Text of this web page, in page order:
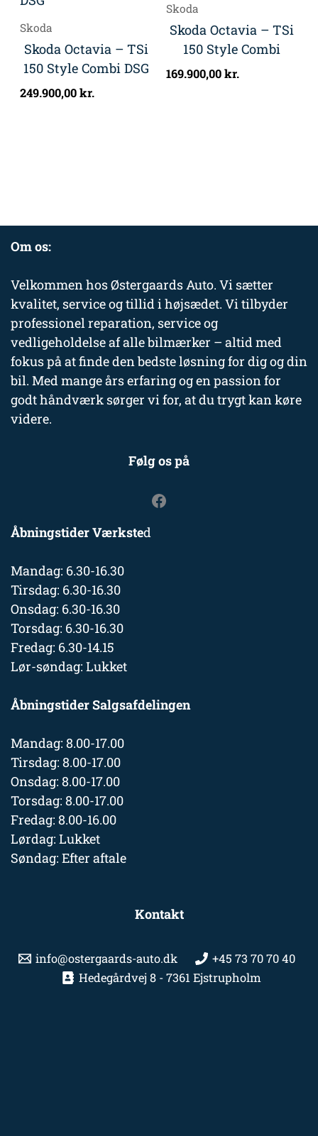
Skoda
Skoda Octavia – TSi
150 Style Combi DSG
249.900,00kr.
Skoda
Skoda Octavia – TSi
150 Style Combi
169.900,00kr.
Om os:
Velkommen hos Østergaards Auto. Vi sætter
kvalitet, service og tillid i højsædet. Vi tilbyder
professionel reparation, service og
vedligeholdelse af alle bilmærker – altid med
fokus på at finde den bedste løsning for dig og din
bil. Med mange års erfaring og en passion for
godt håndværk sørger vi for, at du trygt kan køre
videre.
Følg os på
Åbningstider Værksted
Mandag: 6.30-16.30
Tirsdag: 6.30-16.30
Onsdag: 6.30-16.30
Torsdag: 6.30-16.30
Fredag: 6.30-14.15
Lør-søndag: Lukket
Åbningstider Salgsafdelingen
Mandag: 8.00-17.00
Tirsdag: 8.00-17.00
Onsdag: 8.00-17.00
Torsdag: 8.00-17.00
Fredag: 8.00-16.00
Lørdag: Lukket
Søndag: Efter aftale
Kontakt
info@ostergaards-auto.dk
+45 73 70 70 40
Hedegårdvej 8 - 7361 Ejstrupholm